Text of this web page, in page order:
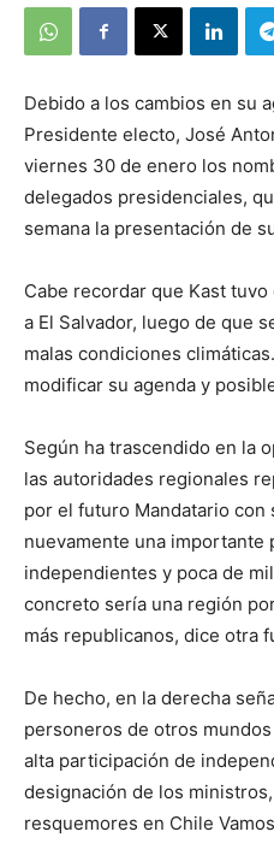
Debido a los cambios en su
Presidente electo, José
viernes 30 de enero los
delegados presidenciales,
semana la presentación de
Cabe recordar que Kast
a El Salvador, luego de que
malas condiciones
modificar su agenda y
Según ha trascendido en la
las autoridades regionales
por el futuro Mandatario
nuevamente una importante
independientes y poca de
concreto sería una región
más republicanos, dice otra
De hecho, en la derecha
personeros de otros
alta participación de
designación de los
resquemores en Chile